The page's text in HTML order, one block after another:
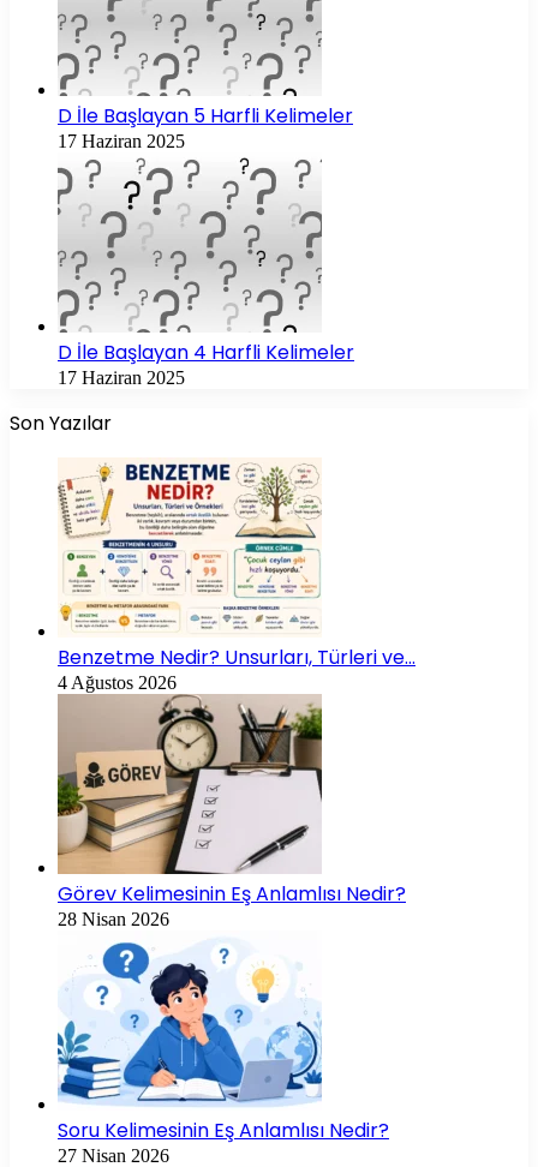
D İle Başlayan 5 Harfli Kelimeler
17 Haziran 2025
D İle Başlayan 4 Harfli Kelimeler
17 Haziran 2025
Son Yazılar
Benzetme Nedir? Unsurları, Türleri ve…
4 Ağustos 2026
Görev Kelimesinin Eş Anlamlısı Nedir?
28 Nisan 2026
Soru Kelimesinin Eş Anlamlısı Nedir?
27 Nisan 2026